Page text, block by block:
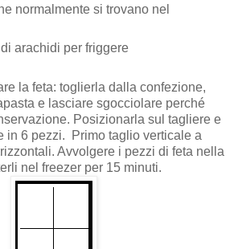
normalmente si trovano nel
arachidi per friggere
la feta: toglierla dalla confezione,
e lasciare sgocciolare perché
Posizionarla sul tagliere e
in 6 pezzi. Primo taglio verticale a
Avvolgere i pezzi di feta nella
nel freezer per 15 minuti.